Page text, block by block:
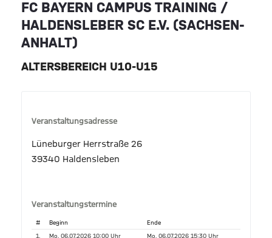
FC BAYERN CAMPUS TRAINING /
HALDENSLEBER SC E.V. (SACHSEN-
ANHALT)
ALTERSBEREICH U10-U15
Veranstaltungsadresse
Lüneburger Herrstraße 26
39340 Haldensleben
Veranstaltungstermine
# Beginn Ende
1. Mo. 06.07.2026 10:00 Uhr Mo. 06.07.2026 15:30 Uhr